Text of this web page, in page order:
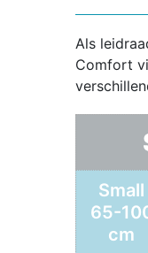
Als
Comfort
Small
65-
cm